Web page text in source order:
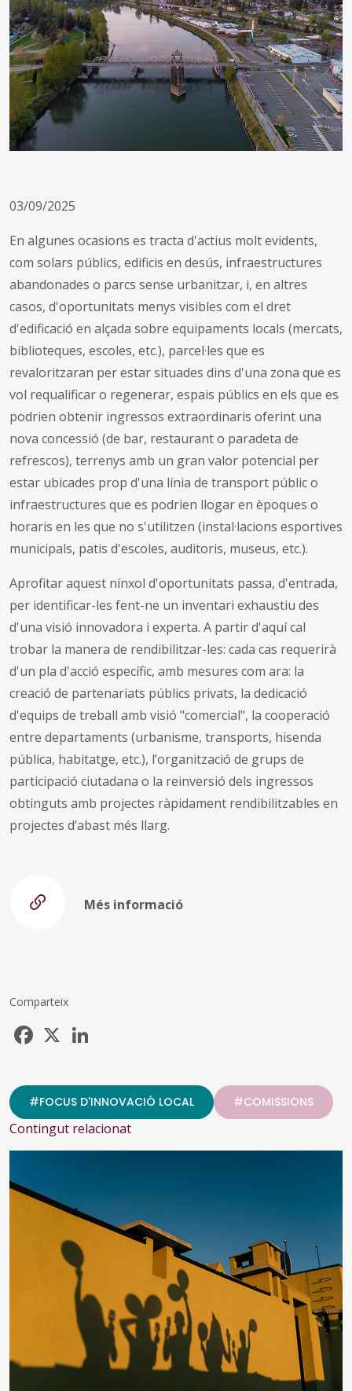
03/09/2025
En algunes ocasions es tracta d'actius molt evidents,
com solars públics, edificis en desús, infraestructures
abandonades o parcs sense urbanitzar, i, en altres
casos, d'oportunitats menys visibles com el dret
d'edificació en alçada sobre equipaments locals (mercats,
biblioteques, escoles, etc.), parcel·les que es
revaloritzaran per estar situades dins d'una zona que es
vol requalificar o regenerar, espais públics en els que es
podrien obtenir ingressos extraordinaris oferint una
nova concessió (de bar, restaurant o paradeta de
refrescos), terrenys amb un gran valor potencial per
estar ubicades prop d'una línia de transport públic o
infraestructures que es podrien llogar en èpoques o
horaris en les que no s'utilitzen (instal·lacions esportives
municipals, patis d'escoles, auditoris, museus, etc.).
Aprofitar aquest nínxol d'oportunitats passa, d'entrada,
per identificar-les fent-ne un inventari exhaustiu des
d'una visió innovadora i experta. A partir d'aquí cal
trobar la manera de rendibilitzar-les: cada cas requerirà
d'un pla d'acció específic, amb mesures com ara: la
creació de partenariats públics privats, la dedicació
d'equips de treball amb visió "comercial", la cooperació
entre departaments (urbanisme, transports, hisenda
pública, habitatge, etc.), l’organització de grups de
participació ciutadana o la reinversió dels ingressos
obtinguts amb projectes ràpidament rendibilitzables en
projectes d’abast més llarg.
Més informació
Comparteix
Facebook
#FOCUS D'INNOVACIÓ LOCAL #COMISSIONS
Contingut relacionat